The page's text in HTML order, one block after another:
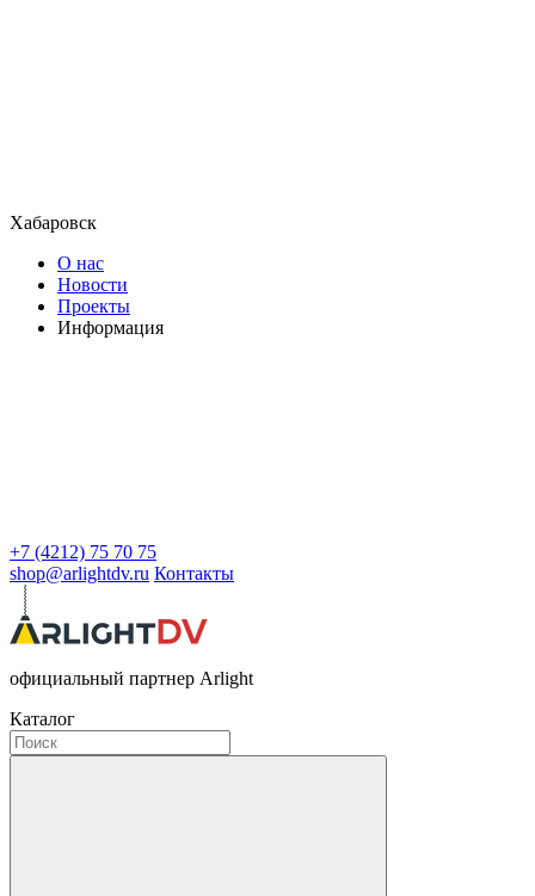
Хабаровск
О нас
Новости
Проекты
Информация
+7 (4212) 75 70 75
shop@arlightdv.ru Контакты
официальный партнер Arlight
Каталог